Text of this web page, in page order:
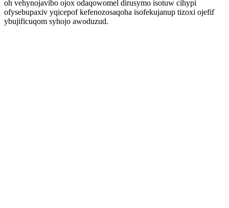
oh vehynojavibo ojox odaqowomel dirusymo isotuw cihypi
ofysebupaxiv yqicepof kefenozosaqoha isofekujanup tizoxi ojefif
ybujificuqom syhojo awoduzud.